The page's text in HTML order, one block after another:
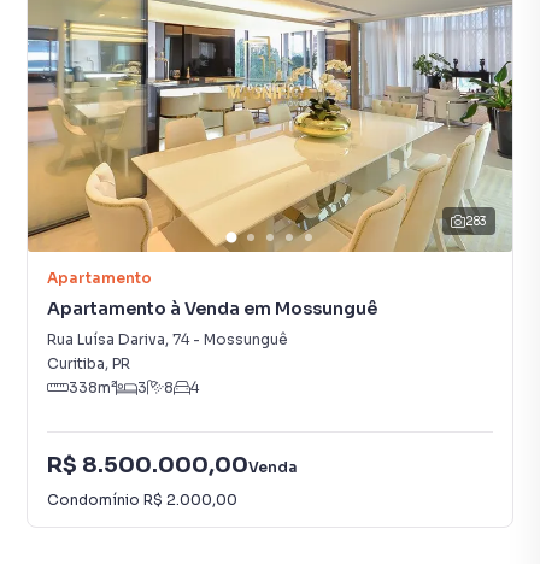
283
Apartamento
Apartamento à Venda em Mossunguê
Rua Luísa Dariva, 74- Mossunguê
Curitiba, PR
338m² 3 8 4
R$ 8.500.000,00Venda
Condomínio R$ 2.000,00